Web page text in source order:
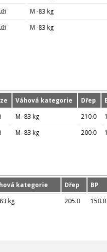
M -83 kg
M -83 kg
Váhová kategorie Dřep
M -83 kg 210.0
M -83 kg 200.0
kategorie Dřep BP
kg 205.0 150.0